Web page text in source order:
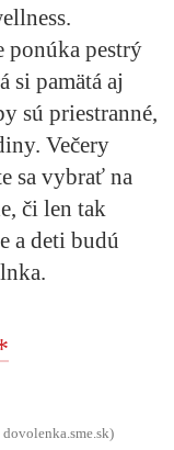
ponúka pestrý
si pamätá aj
sú priestranné,
Večery
sa vybrať na
či len tak
a deti budú